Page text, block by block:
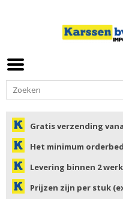
Gratis verzending
Het minimum
Levering binnen 2
Prijzen zijn per stuk